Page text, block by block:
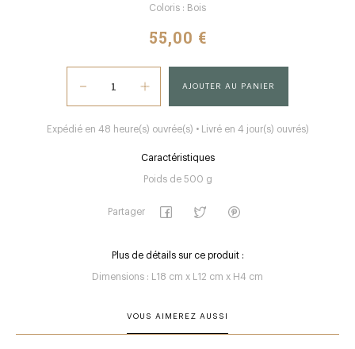
Coloris : Bois
55,00 €
AJOUTER AU PANIER
Expédié en 48 heure(s) ouvrée(s) • Livré en 4 jour(s) ouvrés)
Caractéristiques
Poids de 500 g
Partager
Plus de détails sur ce produit :
Dimensions : L18 cm x L12 cm x H4 cm
VOUS AIMEREZ AUSSI